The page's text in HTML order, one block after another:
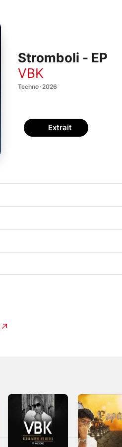
Stromboli - EP
VBK
Techno · 2026
Extrait